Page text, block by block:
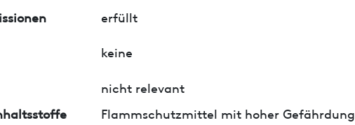
erfüllt
keine
nicht relevant
Flammschutzmittel mit hoher Gefährdung